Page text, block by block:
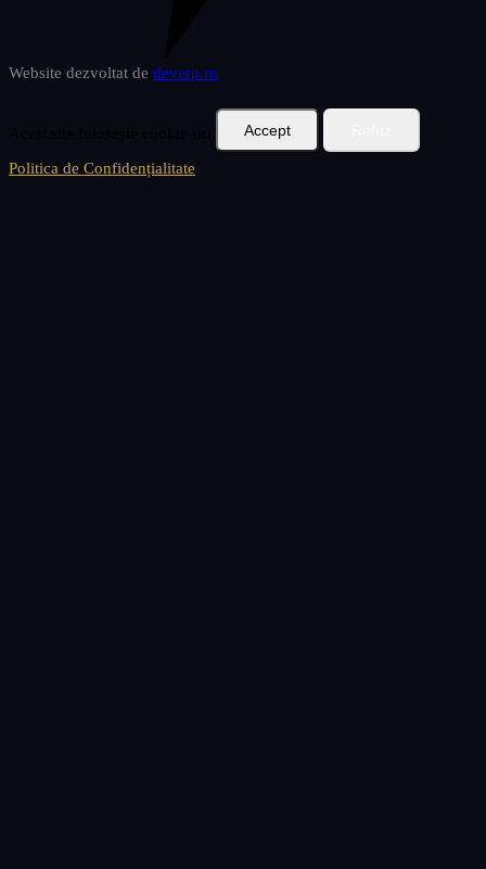
Website dezvoltat de deverp.ro
Politica de Confidențialitate
Accept